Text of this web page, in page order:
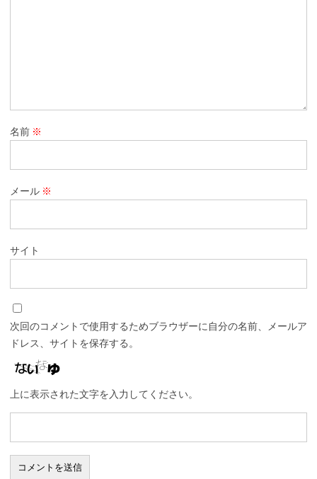
名前 ※
メール ※
サイト
次回のコメントで使用するためブラウザーに自分の名前、メールア
ドレス、サイトを保存する。
上に表示された文字を入力してください。